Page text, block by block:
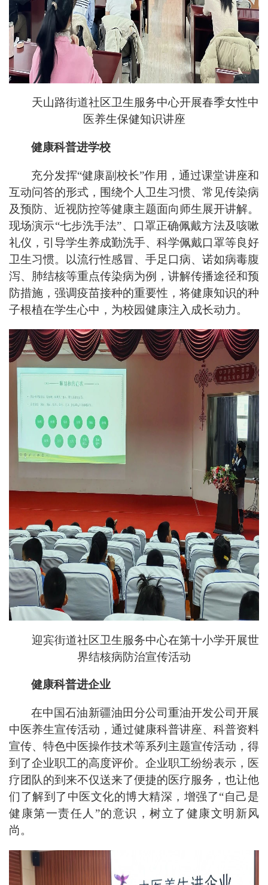
天山路街道社区卫生服务中心开展春季女性中
医养生保健知识讲座
健康科普进学校
充分发挥“健康副校长”作用，通过课堂讲座和
互动问答的形式，围绕个人卫生习惯、常见传染病
及预防、近视防控等健康主题面向师生展开讲解。
现场演示“七步洗手法”、口罩正确佩戴方法及咳嗽
礼仪，引导学生养成勤洗手、科学佩戴口罩等良好
卫生习惯。以流行性感冒、手足口病、诺如病毒腹
泻、肺结核等重点传染病为例，讲解传播途径和预
防措施，强调疫苗接种的重要性，将健康知识的种
子根植在学生心中，为校园健康注入成长动力。
迎宾街道社区卫生服务中心在第十小学开展世
界结核病防治宣传活动
健康科普进企业
在中国石油新疆油田分公司重油开发公司开展
中医养生宣传活动，通过健康科普讲座、科普资料
宣传、特色中医操作技术等系列主题宣传活动，得
到了企业职工的高度评价。企业职工纷纷表示，医
疗团队的到来不仅送来了便捷的医疗服务，也让他
们了解到了中医文化的博大精深，增强了“自己是
健康第一责任人”的意识，树立了健康文明新风
尚。